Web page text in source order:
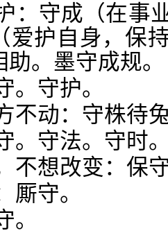
：守成（在事
爱护自身，保
。墨守成规。
守护。
不动：守株待
。守法。守时
不想改变：保
守。